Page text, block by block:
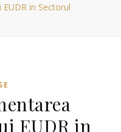
in Sectorul
EUDR in